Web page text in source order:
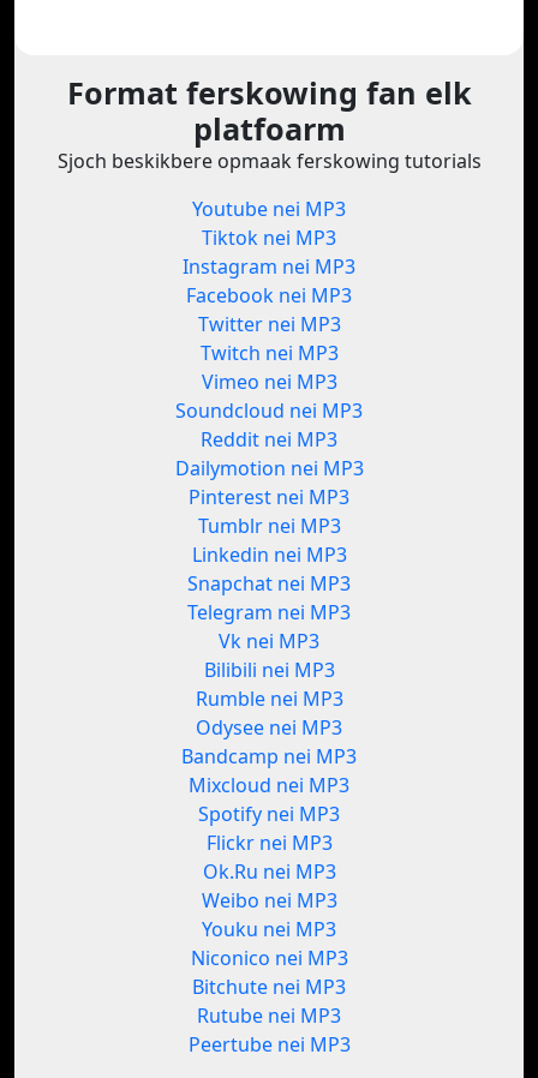
Format ferskowing fan elk
platfoarm
Sjoch beskikbere opmaak ferskowing tutorials
Youtube nei MP3
Tiktok nei MP3
Instagram nei MP3
Facebook nei MP3
Twitter nei MP3
Twitch nei MP3
Vimeo nei MP3
Soundcloud nei MP3
Reddit nei MP3
Dailymotion nei MP3
Pinterest nei MP3
Tumblr nei MP3
Linkedin nei MP3
Snapchat nei MP3
Telegram nei MP3
Vk nei MP3
Bilibili nei MP3
Rumble nei MP3
Odysee nei MP3
Bandcamp nei MP3
Mixcloud nei MP3
Spotify nei MP3
Flickr nei MP3
Ok.Ru nei MP3
Weibo nei MP3
Youku nei MP3
Niconico nei MP3
Bitchute nei MP3
Rutube nei MP3
Peertube nei MP3